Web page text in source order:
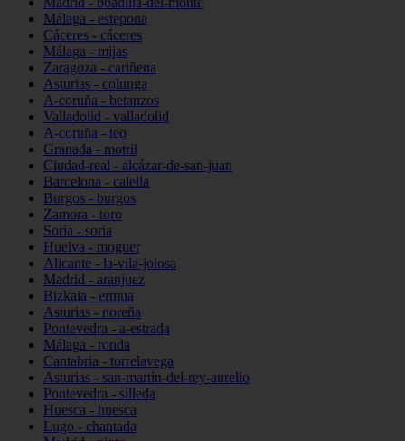
Málaga - estepona
Cáceres - cáceres
Málaga - mijas
Zaragoza - cariñena
Asturias - colunga
A-coruña - betanzos
Valladolid - valladolid
A-coruña - teo
Granada - motril
Ciudad-real - alcázar-de-san-juan
Barcelona - calella
Burgos - burgos
Zamora - toro
Soria - soria
Huelva - moguer
Alicante - la-vila-joiosa
Madrid - aranjuez
Bizkaia - ermua
Asturias - noreña
Pontevedra - a-estrada
Málaga - ronda
Cantabria - torrelavega
Asturias - san-martín-del-rey-aurelio
Pontevedra - silleda
Huesca - huesca
Lugo - chantada